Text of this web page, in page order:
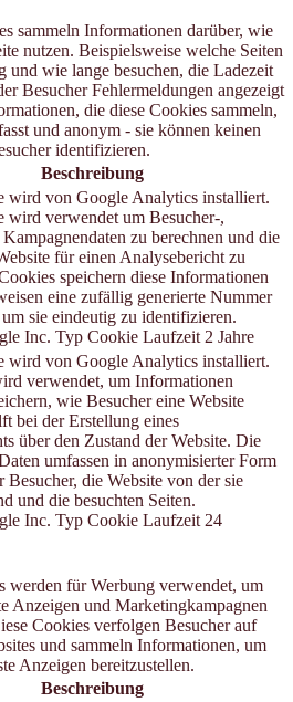
sammeln Informationen darüber, wie
nutzen. Beispielsweise welche Seiten
und wie lange besuchen, die Ladezeit
Besucher Fehlermeldungen angezeigt
die diese Cookies sammeln,
und anonym - sie können keinen
identifizieren.
Beschreibung
wird von Google Analytics installiert.
wird verwendet um Besucher-,
zu berechnen und die
für einen Analysebericht zu
speichern diese Informationen
eine zufällig generierte Nummer
sie eindeutig zu identifizieren.
Inc. Typ Cookie Laufzeit 2 Jahre
wird von Google Analytics installiert.
verwendet, um Informationen
wie Besucher eine Website
bei der Erstellung eines
über den Zustand der Website. Die
umfassen in anonymisierter Form
Besucher, die Website von der sie
und die besuchten Seiten.
Inc. Typ Cookie Laufzeit 24
werden für Werbung verwendet, um
Anzeigen und Marketingkampagnen
Cookies verfolgen Besucher auf
und sammeln Informationen, um
Anzeigen bereitzustellen.
Beschreibung